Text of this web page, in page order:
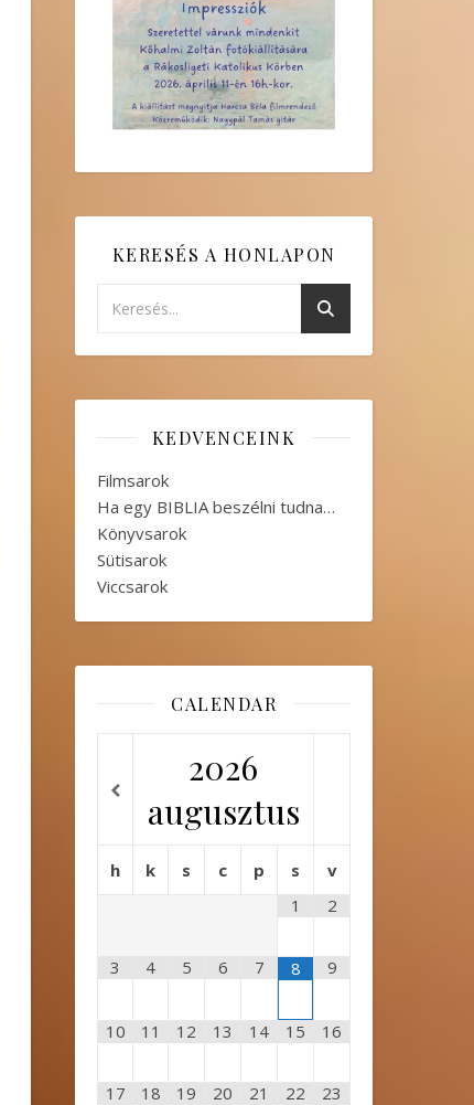
KERESÉS A HONLAPON
KEDVENCEINK
Filmsarok
Ha egy BIBLIA beszélni tudna…
Könyvsarok
Sütisarok
Viccsarok
CALENDAR
2026
augusztus
h k s c p s
v
1
2
3 4 5 6 7 8 9
10 11 12 13 14 15 16
17 18 19 20 21 22 23